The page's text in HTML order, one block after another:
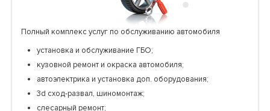
Полный комплекс услуг по обслуживанию автомобиля
установка и обслуживание ГБО;
кузовной ремонт и окраска автомобиля;
автоэлектрика и установка доп. оборудования;
3d сход-развал, шиномонтаж;
слесарный ремонт;